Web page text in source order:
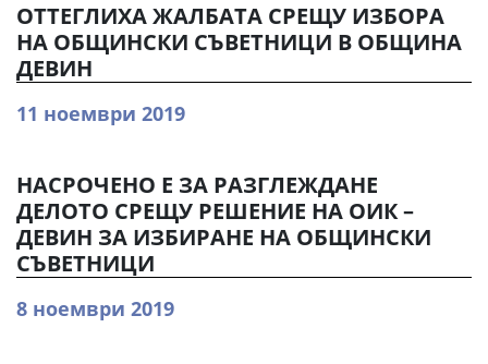
ОТТЕГЛИХА ЖАЛБАТА СРЕЩУ ИЗБОРА
НА ОБЩИНСКИ СЪВЕТНИЦИ В ОБЩИНА
ДЕВИН
11 ноември 2019
НАСРОЧЕНО Е ЗА РАЗГЛЕЖДАНЕ
ДЕЛОТО СРЕЩУ РЕШЕНИЕ НА ОИК –
ДЕВИН ЗА ИЗБИРАНЕ НА ОБЩИНСКИ
СЪВЕТНИЦИ
8 ноември 2019